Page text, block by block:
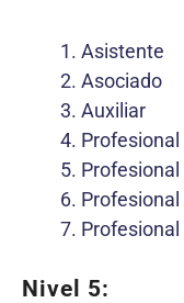
Asistente
Asociado
Auxiliar
Profesional
Profesional
Profesional
Profesional
Nivel 5: